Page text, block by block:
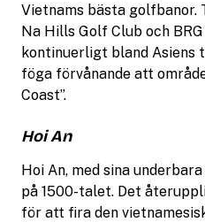
Vietnams bästa golfbanor.
Na Hills Golf Club och
kontinuerligt bland Asiens
föga förvånande att
Coast”.
Hoi An
Hoi An, med sina
på 1500-talet. Det
för att fira den